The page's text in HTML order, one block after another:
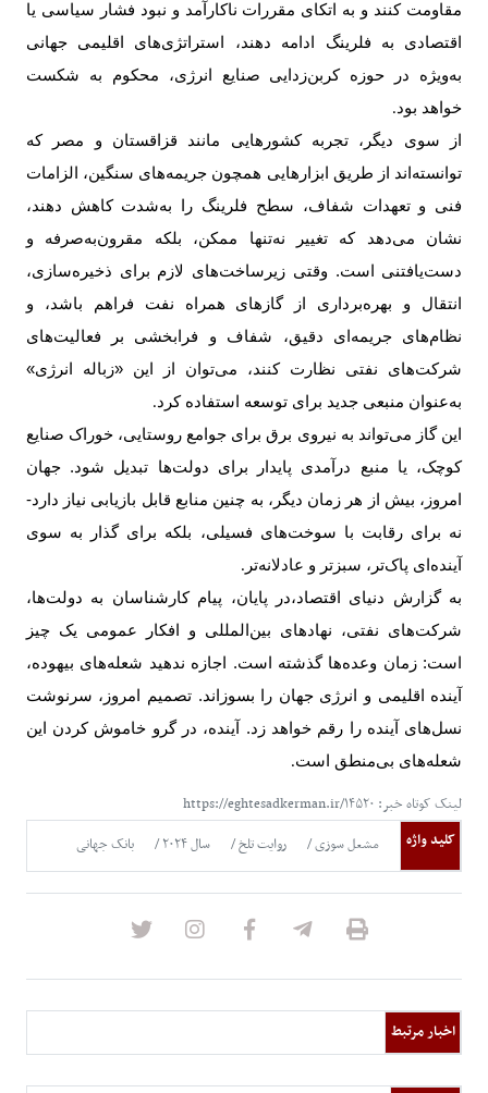
مقاومت کنند و به اتکای مقررات ناکارآمد و نبود فشار سیاسی یا
اقتصادی به فلرینگ ادامه دهند، استراتژی‌های اقلیمی جهانی
به‌ویژه در حوزه کربن‌زدایی صنایع انرژی، محکوم به شکست
خواهد بود.
از سوی دیگر، تجربه کشورهایی مانند قزاقستان و مصر که
توانسته‌اند از طریق ابزارهایی همچون جریمه‌های سنگین، الزامات
فنی و تعهدات شفاف، سطح فلرینگ را به‌شدت کاهش دهند،
نشان می‌دهد که تغییر نه‌تنها ممکن، بلکه مقرون‌به‌صرفه و
دست‌یافتنی است. وقتی زیرساخت‌های لازم برای ذخیره‌سازی،
انتقال و بهره‌برداری از گازهای همراه نفت فراهم باشد، و
نظام‌های جریمه‌ای دقیق، شفاف و فرابخشی بر فعالیت‌های
شرکت‌های نفتی نظارت کنند، می‌توان از این «زباله انرژی»
به‌عنوان منبعی جدید برای توسعه استفاده کرد.
این گاز می‌تواند به نیروی برق برای جوامع روستایی، خوراک صنایع
کوچک، یا منبع درآمدی پایدار برای دولت‌ها تبدیل شود. جهان
امروز، بیش از هر زمان دیگر، به چنین منابع قابل بازیابی نیاز دارد-
نه برای رقابت با سوخت‌های فسیلی، بلکه برای گذار به سوی
آینده‌ای پاک‌تر، سبزتر و عادلانه‌تر .
به گزارش دنیای اقتصاد،در پایان، پیام کارشناسان به دولت‌ها،
شرکت‌های نفتی، نهادهای بین‌المللی و افکار عمومی یک چیز
است: زمان وعده‌ها گذشته است. اجازه ندهید شعله‌های بیهوده،
آینده اقلیمی و انرژی جهان را بسوزاند. تصمیم امروز، سرنوشت
نسل‌های آینده را رقم خواهد زد. آینده، در گرو خاموش کردن این
شعله‌های بی‌منطق است.
لینک کوتاه خبر: https://eghtesadkerman.ir/۱۴۵۲۰
کلید واژه
مشعل سوزی روایت تلخ سال ۲۰۲۴ بانک جهانی
اخبار مرتبط